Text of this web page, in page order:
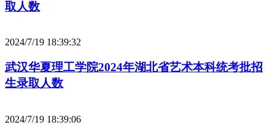
取人数
2024/7/19 18:39:32
武汉华夏理工学院2024年湖北省艺术本科统考批招
生录取人数
2024/7/19 18:39:06